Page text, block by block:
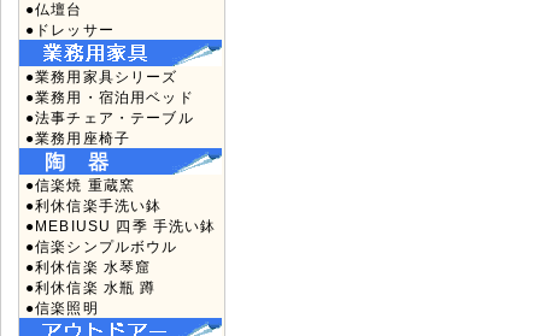
●仏壇台
●ドレッサー
●業務用家具シリーズ
●業務用・宿泊用ベッド
●法事チェア・テーブル
●業務用座椅子
●信楽焼 重蔵窯
●利休信楽手洗い鉢
●MEBIUSU 四季 手洗い鉢
●信楽シンプルボウル
●利休信楽 水琴窟
●利休信楽 水瓶 蹲
●信楽照明